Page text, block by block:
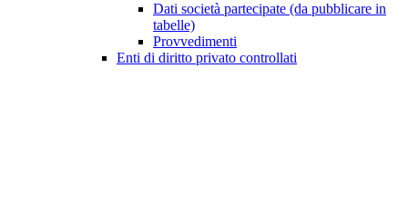
Dati società partecipate (da pubblicare in
tabelle)
Provvedimenti
Enti di diritto privato controllati